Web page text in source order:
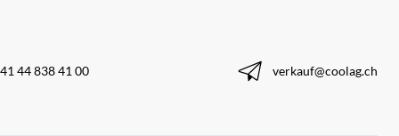
44 838 41 00 verkauf@coolag.ch